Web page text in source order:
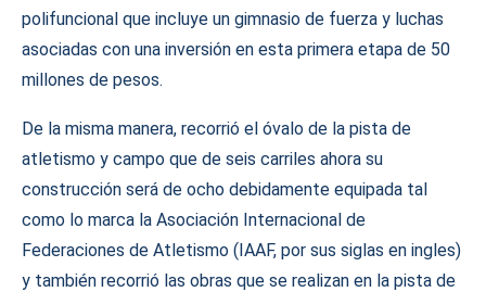
polifuncional que incluye un gimnasio de fuerza y luchas
asociadas con una inversión en esta primera etapa de 50
millones de pesos.
De la misma manera, recorrió el óvalo de la pista de
atletismo y campo que de seis carriles ahora su
construcción será de ocho debidamente equipada tal
como lo marca la Asociación Internacional de
Federaciones de Atletismo (IAAF, por sus siglas en ingles)
y también recorrió las obras que se realizan en la pista de